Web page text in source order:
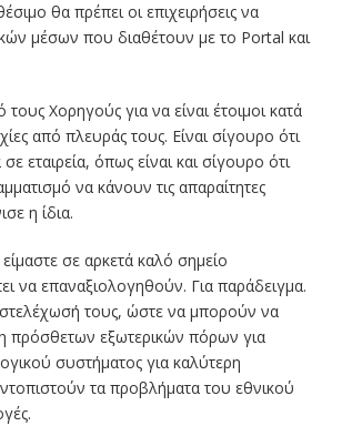
θα πρέπει οι επιχειρήσεις να
μέσων που διαθέτουν με το Portal και
Χορηγούς για να είναι έτοιμοι κατά
από πλευράς τους. Είναι σίγουρο ότι
εταιρεία, όπως είναι και σίγουρο ότι
να κάνουν τις απαραίτητες
η ίδια.
σε αρκετά καλό σημείο
να επαναξιολογηθούν. Για παράδειγμα.
στελέχωσή τους, ώστε να μπορούν να
πρόσθετων εξωτερικών πόρων για
συστήματος για καλύτερη
τα προβλήματα του εθνικού